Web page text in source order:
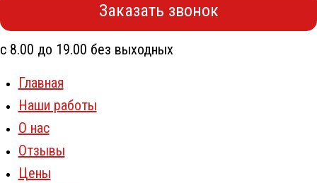
Заказать звонок
с 8.00 до 19.00 без выходных
Главная
Наши работы
О нас
Отзывы
Цены